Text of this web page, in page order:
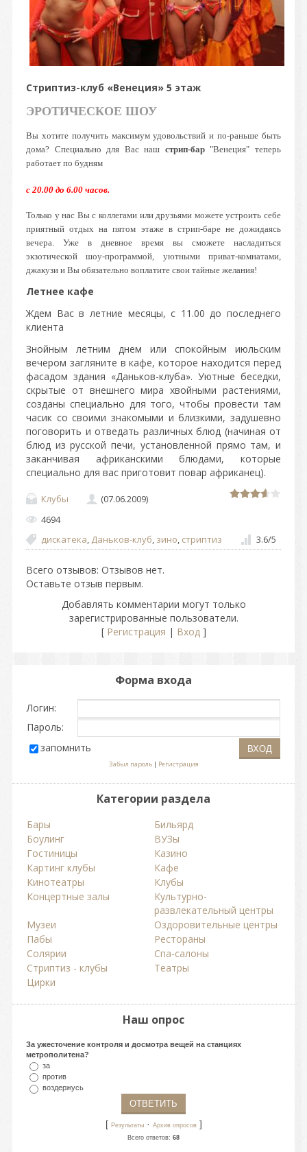
Стриптиз-клуб «Венеция» 5 этаж
ЭРОТИЧЕСКОЕ ШОУ
Вы хотите получить максимум удовольствий и по-раньше быть
дома? Специально для Вас наш стрип-бар"Венеция" теперь
работает по будням
с 20.00 до 6.00 часов.
Только у нас Вы с коллегами или друзьями можете устроить себе
приятный отдых на пятом этаже в стрип-баре не дожидаясь
вечера. Уже в дневное время вы сможете насладиться
экзотической шоу-программой, уютными приват-комнатами,
джакузи и Вы обязательно воплатите свои тайные желания!
Летнее кафе
Ждем Вас в летние месяцы, с 11.00 до последнего
клиента
Знойным летним днем или спокойным июльским
вечером загляните в кафе, которое находится перед
фасадом здания «Даньков-клуба». Уютные беседки,
скрытые от внешнего мира хвойными растениями,
созданы специально для того, чтобы провести там
часик со своими знакомыми и близкими, задушевно
поговорить и отведать различных блюд (начиная от
блюд из русской печи, установленной прямо там, и
заканчивая африканскими блюдами, которые
специально для вас приготовит повар африканец).
Клубы
(07.06.2009)
4694
дискатека, Даньков-клуб, зино, стриптиз 3.6/5
Всего отзывов: Отзывов нет.
Оставьте отзыв первым.
Добавлять комментарии могут только
зарегистрированные пользователи.
[ Регистрация | Вход]
Форма входа
Логин:
Пароль:
запомнить
Забыл пароль| Регистрация
Категории раздела
Бары
Бильярд
Боулинг
ВУЗы
Гостиницы
Казино
Картинг клубы
Кафе
Кинотеатры
Клубы
Концертные залы
Культурно-
развлекательный центры
Музеи
Оздоровительные центры
Пабы
Рестораны
Солярии
Спа-салоны
Стриптиз - клубы
Театры
Цирки
Наш опрос
За ужесточение контроля и досмотра вещей на станциях
метрополитена?
за
против
воздержусь
[ Результаты· Архив опросов]
Всего ответов: 68